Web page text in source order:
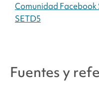
Comunidad Facebook
SETD5
Fuentes y